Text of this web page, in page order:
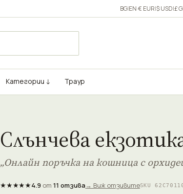
BG|EN·€ EUR|$ USD|£
Категории ↓ Траур
Слънчева
„Онлайн поръчка на кошница с
★★★★★4.9от 11 отзива→ Виж отзивитеSKU